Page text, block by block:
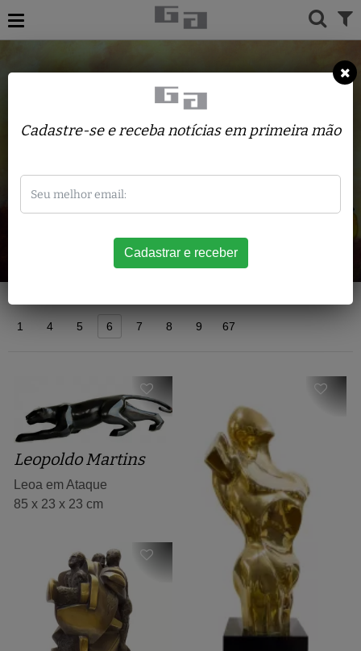
Acervo
1 4 5 6 7 8 9 67
Leopoldo Martins
Leoa em Ataque
85 x 23 x 23 cm
Cadastre-se e receba notícias em primeira mão